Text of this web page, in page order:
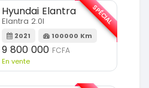
Hyundai Elantra
Elantra 2.0l
2021 100000 Km
9 800 000 FCFA
En vente
SPÉCIAL